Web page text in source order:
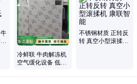
库、带风机蒸箱、干燥蒸煮炉、直喷型蒸箱、螺
冷鲜联 牛肉解冻机
空气缓化设备 低温
不锈钢材质 正转反
转 真空小型滚揉机